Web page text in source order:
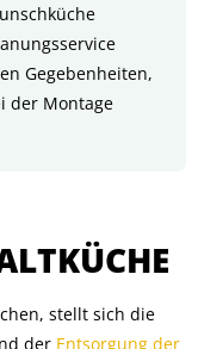
Gegebenheiten,
der Montage
stellt sich die
der Entsorgung der